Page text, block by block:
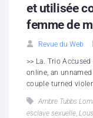
et utilisée
femme de
Revue du Web
>> La. Trio
online, an
couple turned
Ambre Tubbs
esclave sexuelle,